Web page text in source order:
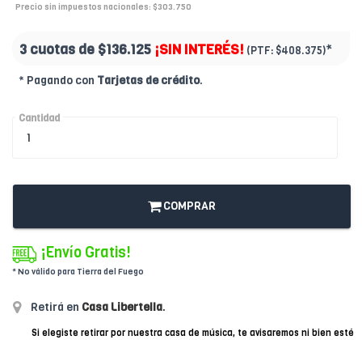
Precio sin impuestos nacionales: $303.750
3 cuotas de $136.125 ¡SIN INTERÉS! (PTF: $408.375)*
* Pagando con Tarjetas de crédito.
Cantidad
COMPRAR
¡Envío Gratis!
* No válido para Tierra del Fuego
Retirá en Casa Libertella.
Si elegiste retirar por nuestra casa de música, te avisaremos ni bien esté